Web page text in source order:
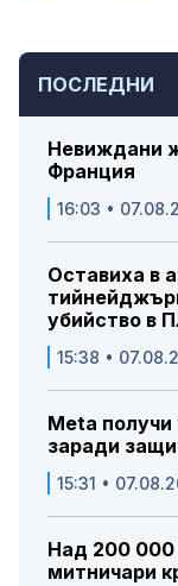
ПОСЛЕДНИ
Невиждани
Франция
16:03 •
Оставиха в
убийство в
15:38 •
Meta получи
заради
15:31 •
Над 200 000
митничари